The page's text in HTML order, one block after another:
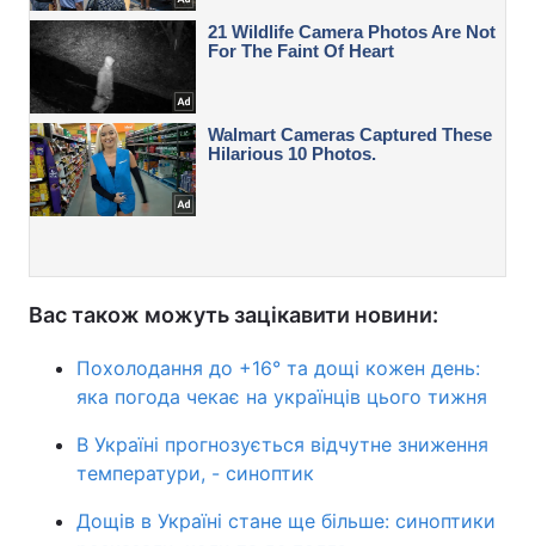
Вас також можуть зацікавити новини:
Похолодання до +16° та дощі кожен день:
яка погода чекає на українців цього тижня
В Україні прогнозується відчутне зниження
температури, - синоптик
Дощів в Україні стане ще більше: синоптики